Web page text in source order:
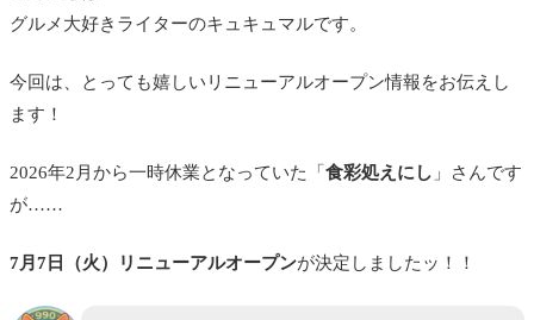
グルメ大好きライターのキュキュマルです。
今回は、とっても嬉しいリニューアルオープン情報をお伝えし
ます！
2026年2月から一時休業となっていた「 食彩処えにし 」さんです
が……
7月7日（火）リニューアルオープンが決定しましたッ！！